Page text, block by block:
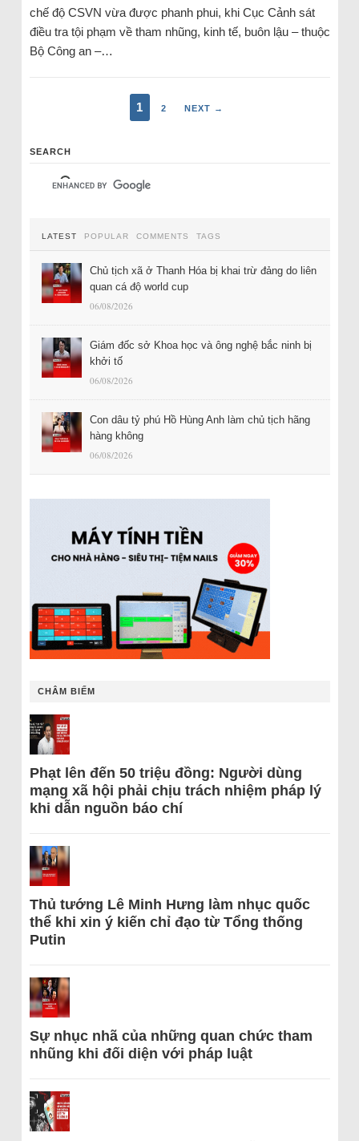
chế độ CSVN vừa được phanh phui, khi Cục Cảnh sát
điều tra tội phạm về tham nhũng, kinh tế, buôn lậu – thuộc
Bộ Công an –…
1 2 NEXT →
SEARCH
LATEST POPULAR COMMENTS TAGS
Chủ tịch xã ở Thanh Hóa bị khai trừ đảng do liên
quan cá độ world cup
06/08/2026
Giám đốc sở Khoa học và ông nghệ bắc ninh bị
khởi tố
06/08/2026
Con dâu tỷ phú Hồ Hùng Anh làm chủ tịch hãng
hàng không
06/08/2026
CHÂM BIẾM
Phạt lên đến 50 triệu đồng: Người dùng
mạng xã hội phải chịu trách nhiệm pháp lý
khi dẫn nguồn báo chí
Thủ tướng Lê Minh Hưng làm nhục quốc
thể khi xin ý kiến chỉ đạo từ Tổng thống
Putin
Sự nhục nhã của những quan chức tham
nhũng khi đối diện với pháp luật